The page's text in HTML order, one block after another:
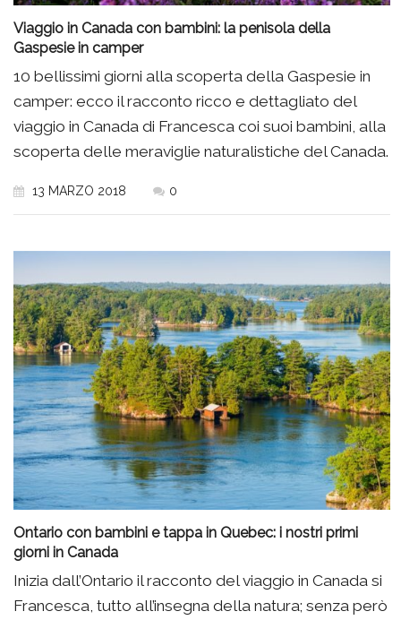
Viaggio in Canada con bambini: la penisola della
Gaspesie in camper
10 bellissimi giorni alla scoperta della Gaspesie in
camper: ecco il racconto ricco e dettagliato del
viaggio in Canada di Francesca coi suoi bambini, alla
scoperta delle meraviglie naturalistiche del Canada.
13 MARZO 2018 0
Ontario con bambini e tappa in Quebec: i nostri primi
giorni in Canada
Inizia dall’Ontario il racconto del viaggio in Canada si
Francesca, tutto all’insegna della natura; senza però